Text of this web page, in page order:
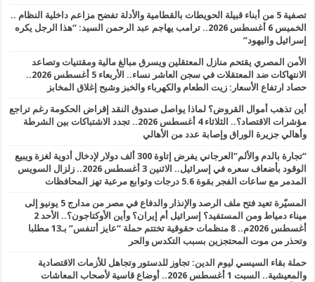
تصفية 5 من أبناء قبيلة الحويطات بالقطامية والأدلة تفضح مزاعم داخلية النظام ..
الخميس 6 أغسطس 2026.. ترامب يهاجم عبد الرحمن السيد: “هذا الرجل يكره
إسرائيل واليهود”
الأمن المصري يقتحم منازل المعتقلين ويسرق مبالغ مالية ومقتنيات وتصاعد
الانتهاكات ضد المعتقلات في سجن العاشر نساء.. الأربعاء 5 أغسطس 2026..
حصاد ارتفاع الأسعار: زيت الطعام والكهرباء والخبز وشبح إغلاق المخابز
أين تذهب أموال القروض؟ لماذا يواصل صندوق النقد إقراض الحكومة رغم تراجع
مؤشرات الاقتصاد؟.. الثلاثاء 4 أغسطس 2026.. تجدد الاشتباكات بين الشرطة
وأهالي جزيرة الوراق وإصابة عدد من الأهالي
“تجارة بالدم والألم”العرجاني يفرض إتاوة 300 ألف دولار لإدخال أدوية لغزة ويبيع
الوقود بأضعاف سعره في إسرائيل.. الاثنين 3 أغسطس 2026.. زلزال السويس
المدمر مع ساعات الفجر بقوة 5.6 درجات وتوابع مرعبة تهز المحافظات
المسيّرة تعيد فتح ملف الرصد والإنذار والدفاع في مصر من مدارج 5 يونيو إلى
ميناء دمياط ومن المستفيد؟ إسرائيل أم إيران؟ وأين الأوكتاجون؟.. الأحد 2
أغسطس 2026م.. 8 منظمات حقوقية تختتم حملة “عايز أتنفس” بـ13 مطلبا
وتحذر من موت المحتجزين بسبب التكدس والحر
حملة بقاء السيسي ليوم الدين: تجاوز للدستور وتجاهل للأزمات الاقتصادية
والمعيشية.. السبت 1 أغسطس 2026.. أوضاع قاسية لأصحاب المعاشات